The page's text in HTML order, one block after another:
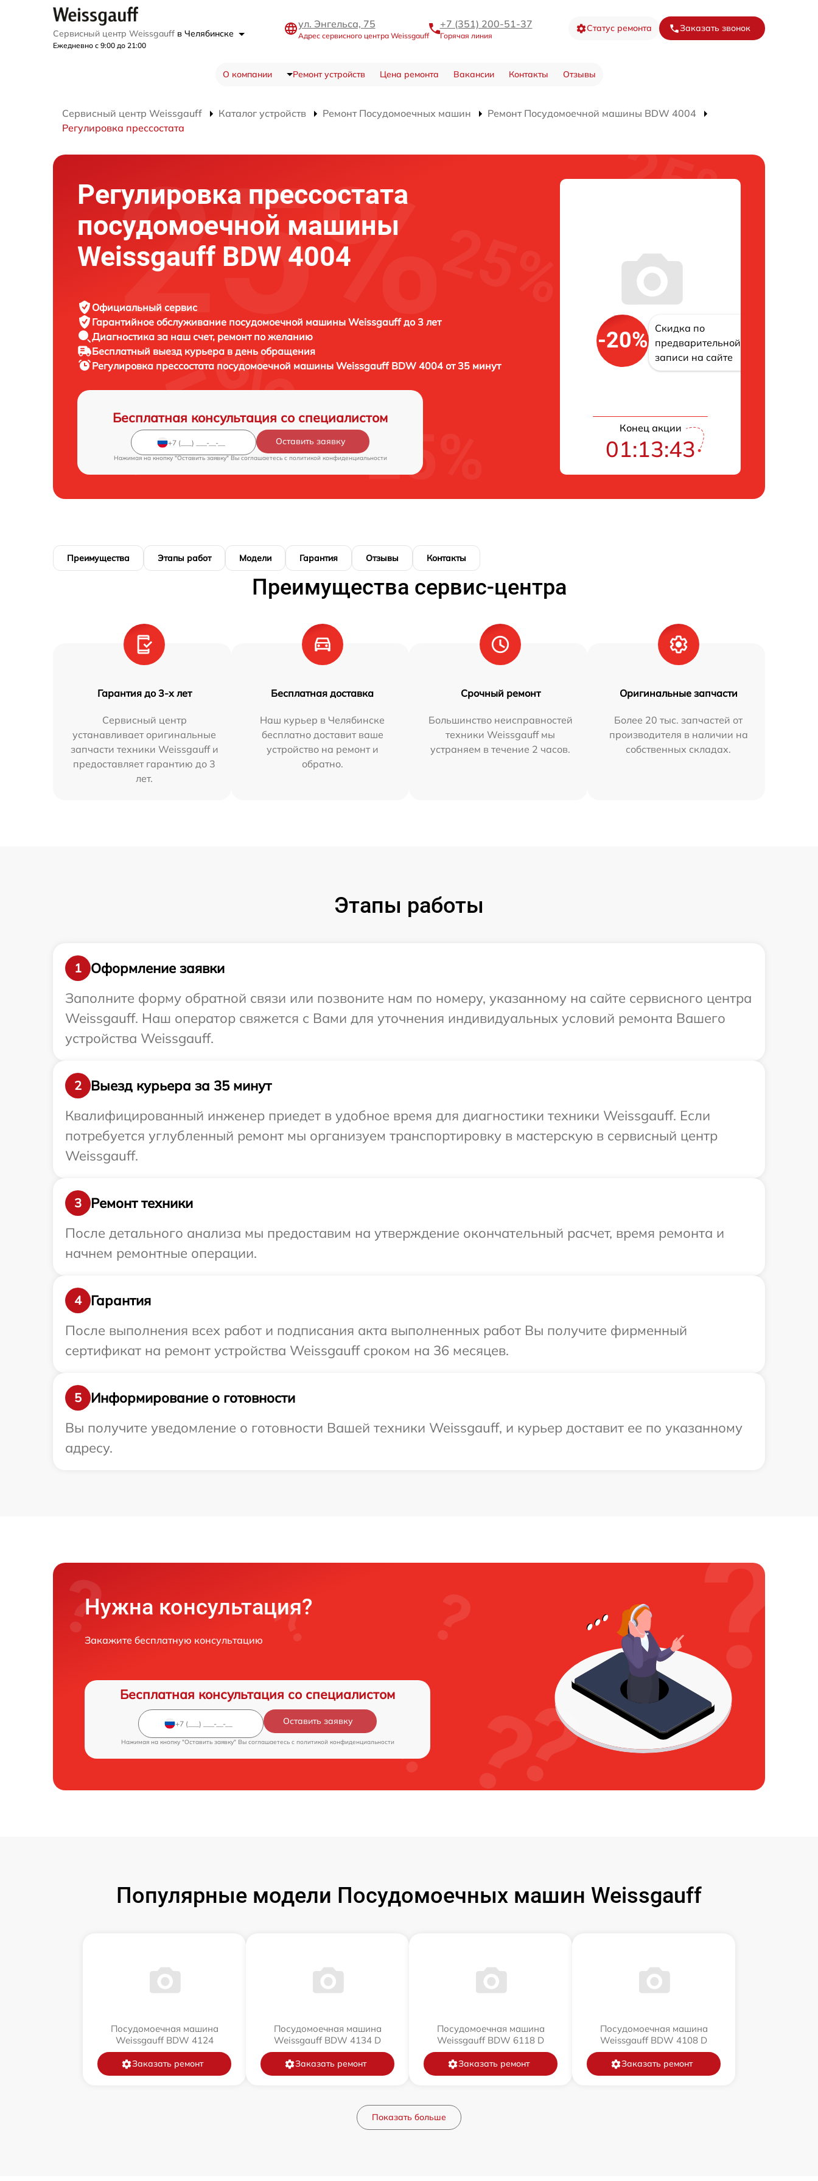
Сервисный центр Weissgauff в Челябинске
Ежедневно с 9:00 до 21:00
ул. Энгельса, 75
Адрес сервисного центра Weissgauff
+7 (351) 200-51-37
Горячая линия
Статус ремонта Заказать звонок
О компании Ремонт устройств Цена ремонта Вакансии Контакты Отзывы
Сервисный центр Weissgauff Каталог устройств Ремонт Посудомоечных машин
Ремонт Посудомоечной машины BDW 4004
Регулировка прессостата
Регулировка прессостата
посудомоечной машины
Weissgauff BDW 4004
Официальный сервис
Гарантийное обслуживание посудомоечной машины Weissgauff до 3 лет
Диагностика за наш счет, ремонт по желанию
Бесплатный выезд курьера в день обращения
Регулировка прессостата посудомоечной машины Weissgauff BDW 4004 от 35 минут
Бесплатная консультация со специалистом
Оставить заявку
Нажимая на кнопку "Оставить заявку" Вы соглашаетесь c политикой конфиденциальности
-20%
Скидка по
предварительной
записи на сайте
Конец акции
01:13:42
Преимущества Этапы работ Модели Гарантия Отзывы Контакты
Преимущества сервис-центра
Гарантия до 3-х лет
Сервисный центр
устанавливает оригинальные
запчасти техники Weissgauff и
предоставляет гарантию до 3
лет.
Бесплатная доставка
Наш курьер в Челябинске
бесплатно доставит ваше
устройство на ремонт и
обратно.
Срочный ремонт
Большинство неисправностей
техники Weissgauff мы
устраняем в течение 2 часов.
Оригинальные запчасти
Более 20 тыс. запчастей от
производителя в наличии на
собственных складах.
Этапы работы
1
Оформление заявки
Заполните форму обратной связи или позвоните нам по номеру, указанному на сайте сервисного центра
Weissgauff. Наш оператор свяжется с Вами для уточнения индивидуальных условий ремонта Вашего
устройства Weissgauff.
2
Выезд курьера за 35 минут
Квалифицированный инженер приедет в удобное время для диагностики техники Weissgauff. Если
потребуется углубленный ремонт мы организуем транспортировку в мастерскую в сервисный центр
Weissgauff.
3
Ремонт техники
После детального анализа мы предоставим на утверждение окончательный расчет, время ремонта и
начнем ремонтные операции.
4
Гарантия
После выполнения всех работ и подписания акта выполненных работ Вы получите фирменный
сертификат на ремонт устройства Weissgauff сроком на 36 месяцев.
5
Информирование о готовности
Вы получите уведомление о готовности Вашей техники Weissgauff, и курьер доставит ее по указанному
адресу.
Нужна консультация?
Закажите бесплатную консультацию
Бесплатная консультация со специалистом
Оставить заявку
Нажимая на кнопку "Оставить заявку" Вы соглашаетесь c политикой конфиденциальности
Популярные модели Посудомоечных машин Weissgauff
Посудомоечная машина
Weissgauff BDW 4124
Заказать ремонт
Посудомоечная машина
Weissgauff BDW 4134 D
Заказать ремонт
Посудомоечная машина
Weissgauff BDW 6118 D
Заказать ремонт
Посудомоечная машина
Weissgauff BDW 4108 D
Заказать ремонт
Показать больше